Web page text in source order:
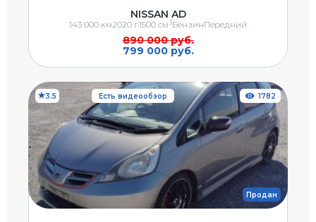
NISSAN AD
890 000 руб.
799 000 руб.
143 000 км2020 г.1500 см3БензинПередний
3.5 Есть видеообзор
Продан
1782